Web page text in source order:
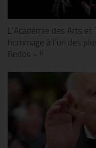
L’Académie des Arts
hommage à l’un des
Bedos » !!